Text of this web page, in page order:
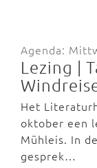
Agenda:
Lezing |
Het
oktober een
Mühleis. In
gesprek…